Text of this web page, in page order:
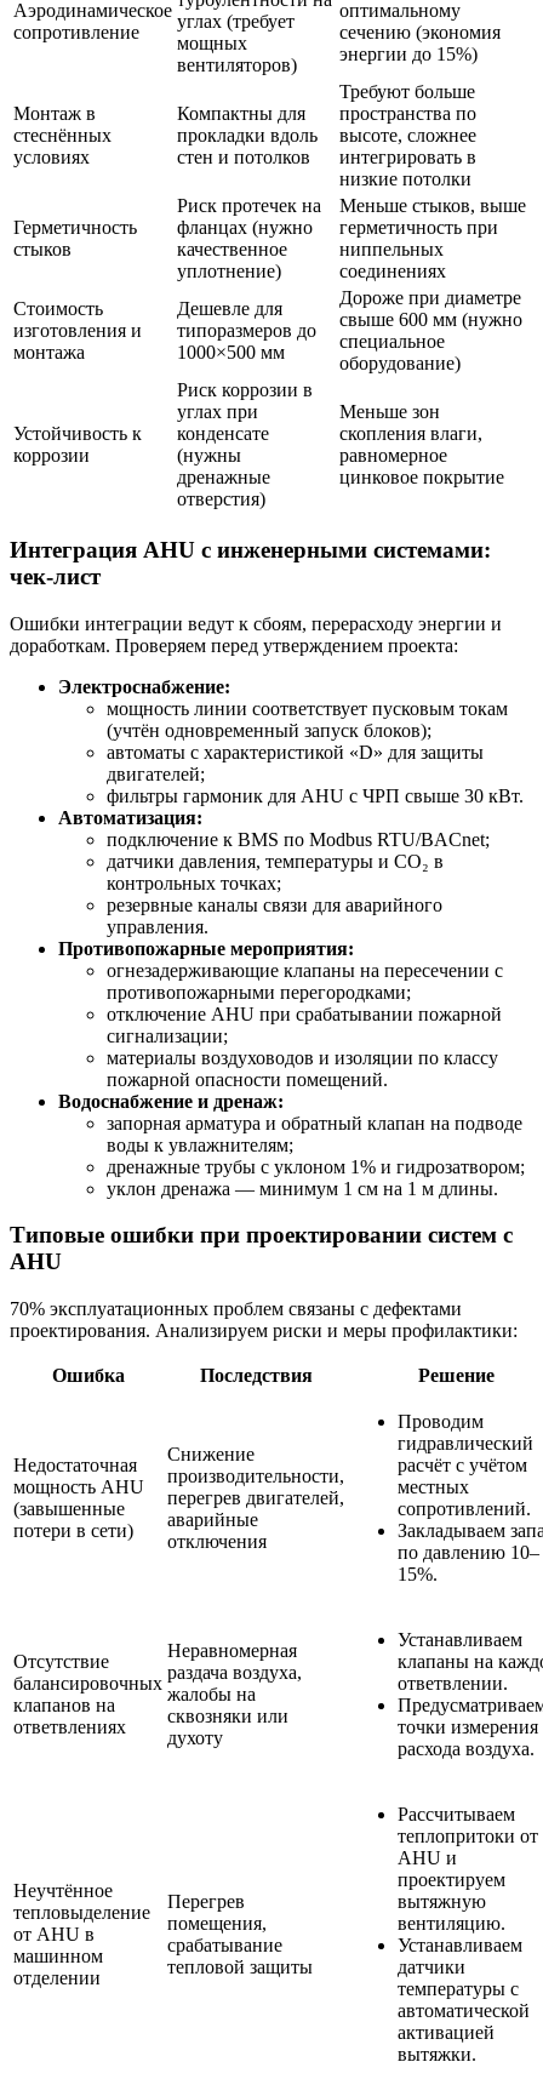
Аэродинамическое
сопротивление
углах (требует
мощных
вентиляторов)
оптимальному
сечению (экономия
энергии до 15%)
Монтаж в
стеснённых
условиях
Компактны для
прокладки вдоль
стен и потолков
Требуют больше
пространства по
высоте, сложнее
интегрировать в
низкие потолки
Герметичность
стыков
Риск протечек на
фланцах (нужно
качественное
уплотнение)
Меньше стыков, выше
герметичность при
ниппельных
соединениях
Стоимость
изготовления и
монтажа
Дешевле для
типоразмеров до
1000×500 мм
Дороже при диаметре
свыше 600 мм (нужно
специальное
оборудование)
Устойчивость к
коррозии
Риск коррозии в
углах при
конденсате
(нужны
дренажные
отверстия)
Меньше зон
скопления влаги,
равномерное
цинковое покрытие
Интеграция AHU с инженерными системами:
чек-лист
Ошибки интеграции ведут к сбоям, перерасходу энергии и
доработкам. Проверяем перед утверждением проекта:
Электроснабжение:
мощность линии соответствует пусковым токам
(учтён одновременный запуск блоков);
автоматы с характеристикой «D» для защиты
двигателей;
фильтры гармоник для AHU с ЧРП свыше 30 кВт.
Автоматизация:
подключение к BMS по Modbus RTU/BACnet;
датчики давления, температуры и CO₂ в
контрольных точках;
резервные каналы связи для аварийного
управления.
Противопожарные мероприятия:
огнезадерживающие клапаны на пересечении с
противопожарными перегородками;
отключение AHU при срабатывании пожарной
сигнализации;
материалы воздуховодов и изоляции по классу
пожарной опасности помещений.
Водоснабжение и дренаж:
запорная арматура и обратный клапан на подводе
воды к увлажнителям;
дренажные трубы с уклоном 1% и гидрозатвором;
уклон дренажа — минимум 1 см на 1 м длины.
Типовые ошибки при проектировании систем с
AHU
70% эксплуатационных проблем связаны с дефектами
проектирования. Анализируем риски и меры профилактики:
Ошибка Последствия Решение
Недостаточная
мощность AHU
(завышенные
потери в сети)
Снижение
производительности,
перегрев двигателей,
аварийные
отключения
Проводим
гидравлический
расчёт с учётом
местных
сопротивлений.
Закладываем
по давлению 10–
15%.
Отсутствие
балансировочных
клапанов на
ответвлениях
Неравномерная
раздача воздуха,
жалобы на
сквозняки или
духоту
Устанавливаем
клапаны на
ответвлении.
точки измерения
расхода воздуха.
Неучтённое
тепловыделение
от AHU в
машинном
отделении
Перегрев
помещения,
срабатывание
тепловой защиты
Рассчитываем
теплопритоки от
AHU и
проектируем
вытяжную
вентиляцию.
Устанавливаем
датчики
температуры с
автоматической
активацией
вытяжки.